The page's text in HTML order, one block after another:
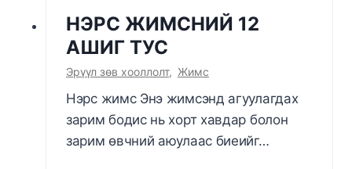
НЭРС ЖИМСНИЙ 12
АШИГ ТУС
Эрүүл зөв хооллолт, Жимс
Нэрс жимс Энэ жимсэнд агуулагдах
зарим бодис нь хорт хавдар болон
зарим өвчний аюулаас биеийг…